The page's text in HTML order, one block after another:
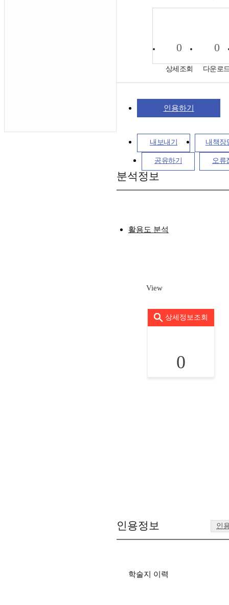
0
상세조회
0
다운로
인용하기
내보내기 내책장
공유하기 오류
분석정보
활용도 분석
View
상세정보조회
0
인용정보 인
학술지 이력